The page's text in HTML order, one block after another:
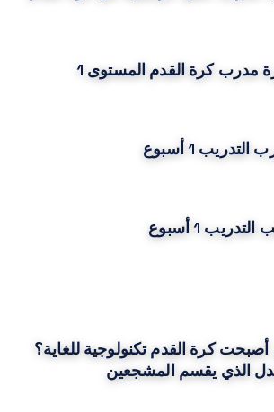
مدرب كرة القدم المستوى 1
1 أسبوع
1 أسبوع
كرة القدم تكنولوجية للغاية؟
الذي يقسم المشجعين